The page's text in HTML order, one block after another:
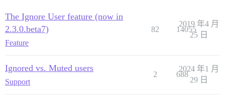
The Ignore User feature (now in
2.3.0.beta7)
Feature
82 14055
2019 年4 月
25 日
Ignored vs. Muted users
Support
2 688
2024 年1 月
29 日